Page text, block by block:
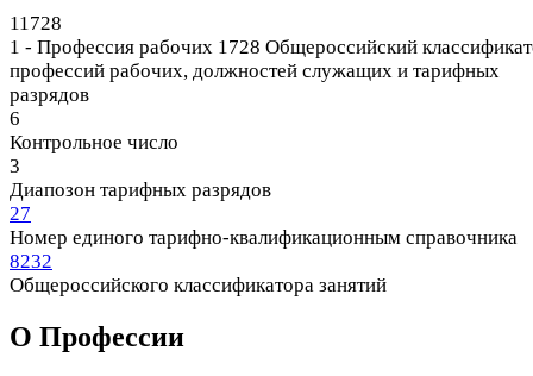
11728
1 - Профессия рабочих 1728 Общероссийский
профессий рабочих, должностей служащих и тарифных
разрядов
6
Контрольное число
3
Диапозон тарифных разрядов
27
Номер единого тарифно-квалификационным справочника
8232
Общероссийского классификатора занятий
О Профеcсии